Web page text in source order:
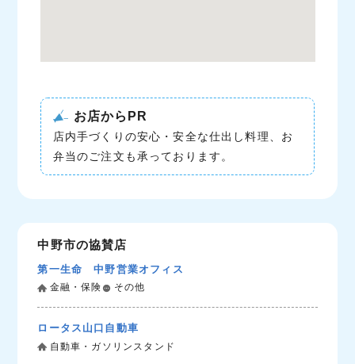
お店からPR
店内手づくりの安心・安全な仕出し料理、お
弁当のご注文も承っております。
中野市の協賛店
第一生命 中野営業オフィス
金融・保険 その他
ロータス山口自動車
自動車・ガソリンスタンド